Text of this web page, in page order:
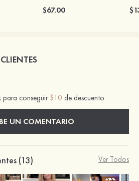
$67.00
conseguir $10 de descuento.
UN COMENTARIO
(13) Ver Todos